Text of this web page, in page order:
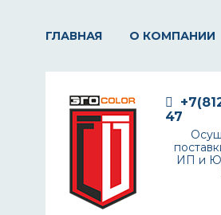
ГЛАВНАЯ О КОМПАНИИ
47
ИП и